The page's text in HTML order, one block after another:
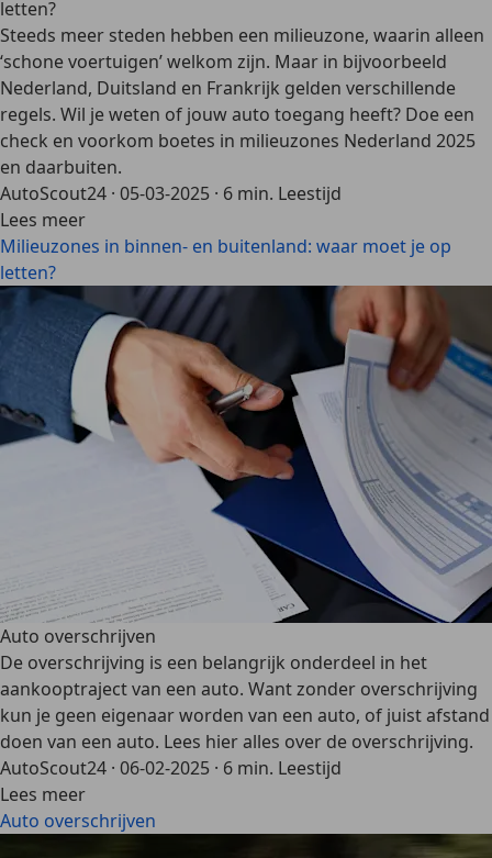
letten?
Steeds meer steden hebben een milieuzone, waarin alleen
‘schone voertuigen’ welkom zijn. Maar in bijvoorbeeld
Nederland, Duitsland en Frankrijk gelden verschillende
regels. Wil je weten of jouw auto toegang heeft? Doe een
check en voorkom boetes in milieuzones Nederland 2025
en daarbuiten.
AutoScout24 · 05-03-2025 · 6 min. Leestijd
Lees meer
Milieuzones in binnen- en buitenland: waar moet je op
letten?
Auto overschrijven
De overschrijving is een belangrijk onderdeel in het
aankooptraject van een auto. Want zonder overschrijving
kun je geen eigenaar worden van een auto, of juist afstand
doen van een auto. Lees hier alles over de overschrijving.
AutoScout24 · 06-02-2025 · 6 min. Leestijd
Lees meer
Auto overschrijven